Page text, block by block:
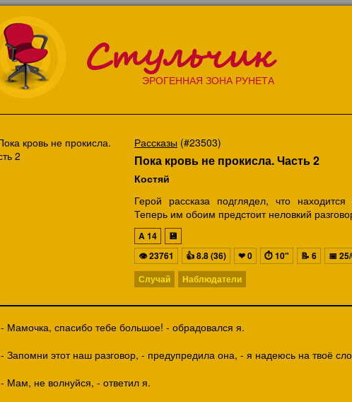
Стульчик
ЭРОГЕННАЯ ЗОНА РУНЕТА
Рассказы (#23503)
Пока кровь не прокисла. Часть 2
Костяй
Герой рассказа подглядел, что
Теперь им обоим предстоит неловкий
A14
💾
👁23761 👍8.8 (36) ❤0 ⏱10" 📝 6 📅
Случай
Наблюдатели
- Мамочка, спасибо тебе большое! - обрадовался я.
- Запомни этот наш разговор, - предупредила она, - я надеюсь на твоё
- Мам, не волнуйся, - ответил я.